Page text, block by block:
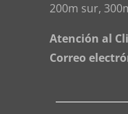
200m sur,
Atención al
Correo